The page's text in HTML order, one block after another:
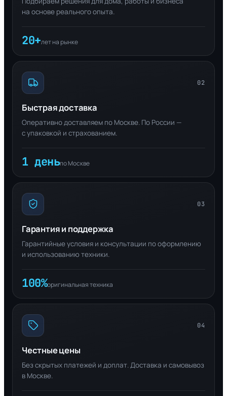
на основе реального опыта.
20+лет на рынке
02
Быстрая доставка
Оперативно доставляем по Москве. По России —
с упаковкой и страхованием.
1 деньпо Москве
03
Гарантия и поддержка
Гарантийные условия и консультации по оформлению
и использованию техники.
100%оригинальная техника
04
Честные цены
Без скрытых платежей и доплат. Доставка и самовывоз
в Москве.